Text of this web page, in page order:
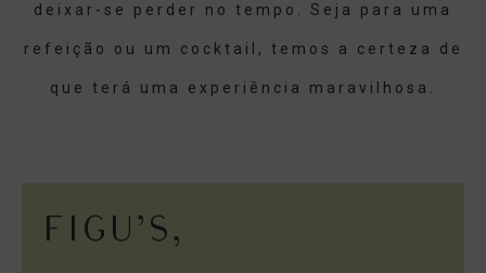
deixar-se perder no tempo. Seja para uma
refeição ou um cocktail, temos a certeza de
que terá uma experiência maravilhosa.
FIGU’S,